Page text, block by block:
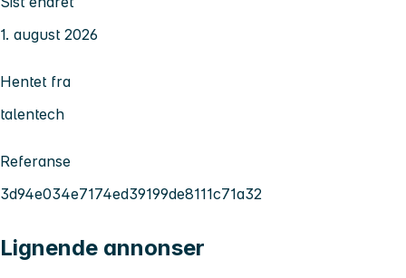
1. august 2026
Hentet fra
talentech
Referanse
3d94e034e7174ed39199de8111c71a32
Lignende annonser